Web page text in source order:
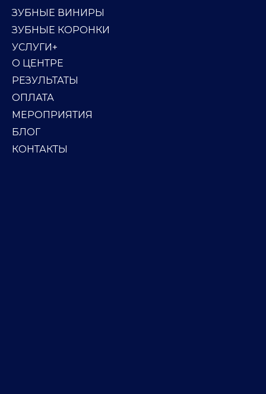
ЗУБНЫЕ ВИНИРЫ
ЗУБНЫЕ КОРОНКИ
УСЛУГИ+
О ЦЕНТРЕ
РЕЗУЛЬТАТЫ
ОПЛАТА
МЕРОПРИЯТИЯ
БЛОГ
КОНТАКТЫ